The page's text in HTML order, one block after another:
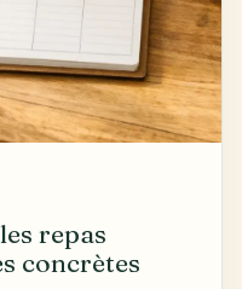
repas
concrètes